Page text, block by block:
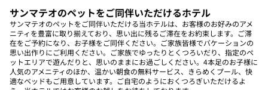
サンマテオのペットをご同伴いただけるホテル
サンマテオのペットをご同伴いただける当ホテルは、お客様のお好みのアメ
ニティを豊富に取り揃えており、思い出に残るご滞在をお約束します。ご滞
在をご予約になり、お子様をご同伴ください。ご家族皆様でバケーションの
思い出作りにご利用ください。ご家族でゆったりとくつろいだり、指定のペ
ットエリアで遊んだりと、思いのままにお過ごしください。4本足のお子様に
人気のアメニティのほか、温かい朝食の無料サービス、きらめくプール、快
適なベッドもご用意しています。ご自宅のようにおくつろぎいただけるよ